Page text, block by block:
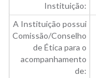
Instituição:
A Instituição possui
Comissão/Conselho
de Ética para o
acompanhamento
de: